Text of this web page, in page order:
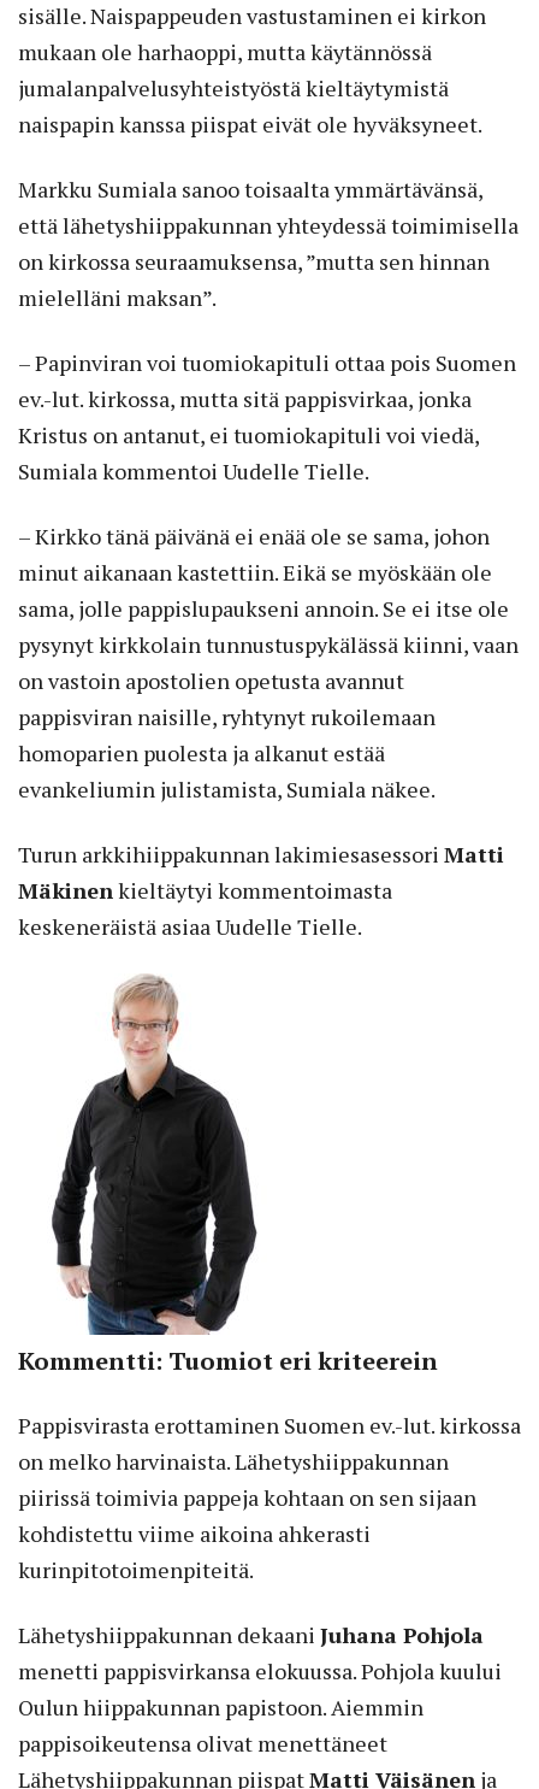
sisälle. Naispappeuden vastustaminen ei kirkon
mukaan ole harhaoppi, mutta käytännössä
jumalanpalvelusyhteistyöstä kieltäytymistä
naispapin kanssa piispat eivät ole hyväksyneet.
Markku Sumiala sanoo toisaalta ymmärtävänsä,
että lähetyshiippakunnan yhteydessä toimimisella
on kirkossa seuraamuksensa, ”mutta sen hinnan
mielelläni maksan”.
– Papinviran voi tuomiokapituli ottaa pois Suomen
ev.-lut. kirkossa, mutta sitä pappisvirkaa, jonka
Kristus on antanut, ei tuomiokapituli voi viedä,
Sumiala kommentoi Uudelle Tielle.
– Kirkko tänä päivänä ei enää ole se sama, johon
minut aikanaan kastettiin. Eikä se myöskään ole
sama, jolle pappislupaukseni annoin. Se ei itse ole
pysynyt kirkkolain tunnustuspykälässä kiinni, vaan
on vastoin apostolien opetusta avannut
pappisviran naisille, ryhtynyt rukoilemaan
homoparien puolesta ja alkanut estää
evankeliumin julistamista, Sumiala näkee.
Turun arkkihiippakunnan lakimiesasessori Matti
Mäkinenkieltäytyi kommentoimasta
keskeneräistä asiaa Uudelle Tielle.
Kommentti: Tuomiot eri kriteerein
Pappisvirasta erottaminen Suomen ev.-lut. kirkossa
on melko harvinaista. Lähetyshiippakunnan
piirissä toimivia pappeja kohtaan on sen sijaan
kohdistettu viime aikoina ahkerasti
kurinpitotoimenpiteitä.
Lähetyshiippakunnan dekaani Juhana Pohjola
menetti pappisvirkansa elokuussa. Pohjola kuului
Oulun hiippakunnan papistoon. ­Aiemmin
pappisoikeutensa olivat menettäneet
Lähetyshiippakunnan piispatMatti Väisänen ja